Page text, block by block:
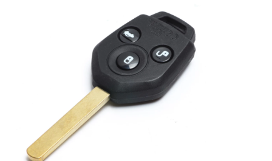
Σχετικά με εμάς